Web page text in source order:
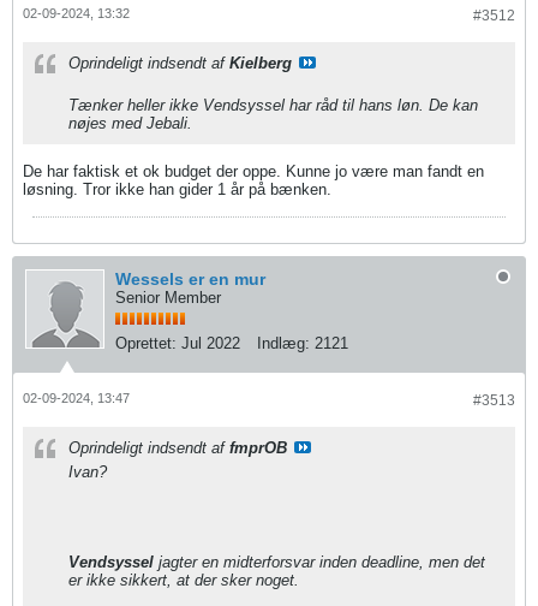
#3512
02-09-2024, 13:32
Oprindeligt indsendt af Kielberg
Tænker heller ikke Vendsyssel har råd til hans løn. De kan
nøjes med Jebali.
De har faktisk et ok budget der oppe. Kunne jo være man fandt en
løsning. Tror ikke han gider 1 år på bænken.
Wessels er en mur
Senior Member
Oprettet: Jul 2022 Indlæg: 2121
#3513
02-09-2024, 13:47
Oprindeligt indsendt af fmprOB
Ivan?
Vendsyssel jagter en midterforsvar inden deadline, men det
er ikke sikkert, at der sker noget.